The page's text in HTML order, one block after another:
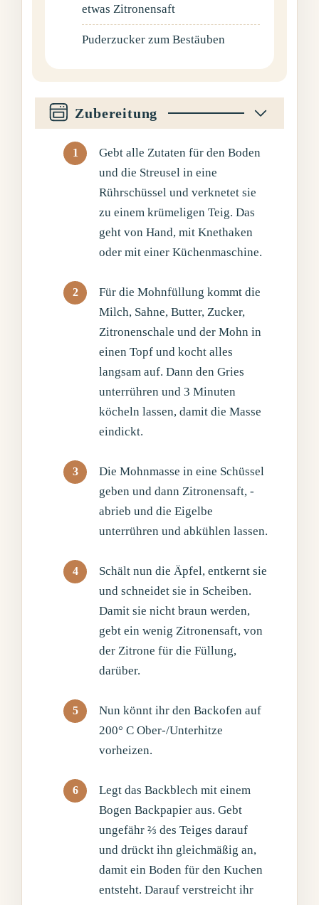
etwas Zitronensaft
Puderzucker zum Bestäuben
Zubereitung
Gebt alle Zutaten für den Boden
und die Streusel in eine
Rührschüssel und verknetet sie
zu einem krümeligen Teig. Das
geht von Hand, mit Knethaken
oder mit einer Küchenmaschine.
Für die Mohnfüllung kommt die
Milch, Sahne, Butter, Zucker,
Zitronenschale und der Mohn in
einen Topf und kocht alles
langsam auf. Dann den Gries
unterrühren und 3 Minuten
köcheln lassen, damit die Masse
eindickt.
Die Mohnmasse in eine Schüssel
geben und dann Zitronensaft, -
abrieb und die Eigelbe
unterrühren und abkühlen lassen.
Schält nun die Äpfel, entkernt sie
und schneidet sie in Scheiben.
Damit sie nicht braun werden,
gebt ein wenig Zitronensaft, von
der Zitrone für die Füllung,
darüber.
Nun könnt ihr den Backofen auf
200° C Ober-/Unterhitze
vorheizen.
Legt das Backblech mit einem
Bogen Backpapier aus. Gebt
ungefähr ⅔ des Teiges darauf
und drückt ihn gleichmäßig an,
damit ein Boden für den Kuchen
entsteht. Darauf verstreicht ihr